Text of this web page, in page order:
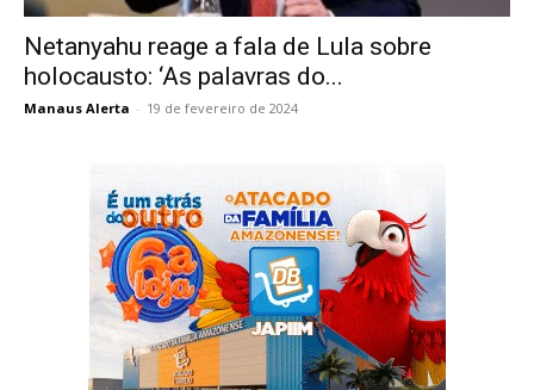
Netanyahu reage a fala de Lula sobre
holocausto: ‘As palavras do...
Manaus Alerta - 19 de fevereiro de 2024